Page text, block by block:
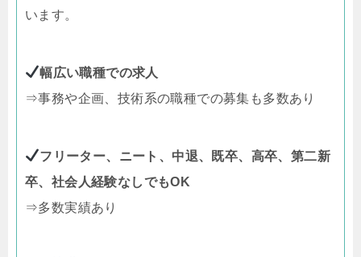
います。
幅広い職種での求人
⇒事務や企画、技術系の職種での募集も多数あり
フリーター、ニート、中退、既卒、高卒、第二新
卒、社会人経験なしでもOK
⇒多数実績あり